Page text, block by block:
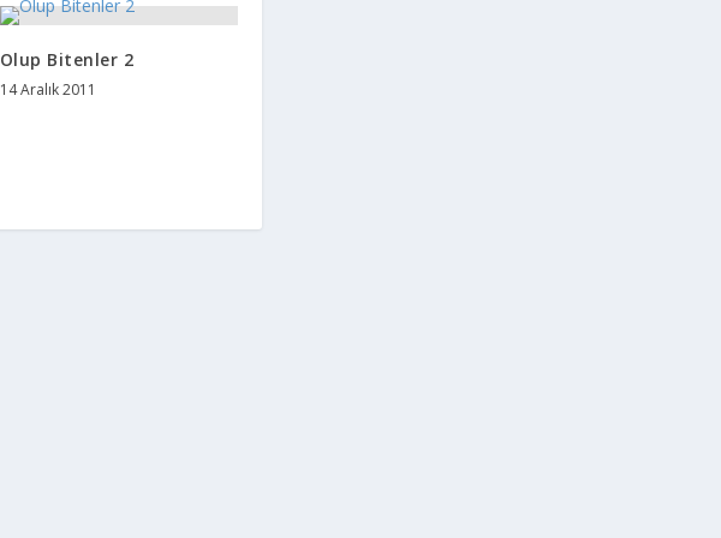
Olup Bitenler 2
14 Aralık 2011